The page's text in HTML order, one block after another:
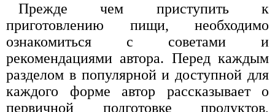
Прежде чем приступить к
приготовлению пищи, необходимо
ознакомиться с советами и
рекомендациями автора. Перед каждым
разделом в популярной и доступной для
каждого форме автор рассказывает о
первичной подготовке продуктов,